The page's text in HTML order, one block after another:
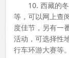
10. 西藏的冬
等，可以网上查
度佳节，另有一
活动，可选择性
行车环游大赛等。